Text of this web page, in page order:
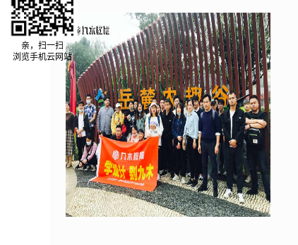
亲，扫一扫
浏览手机云网站